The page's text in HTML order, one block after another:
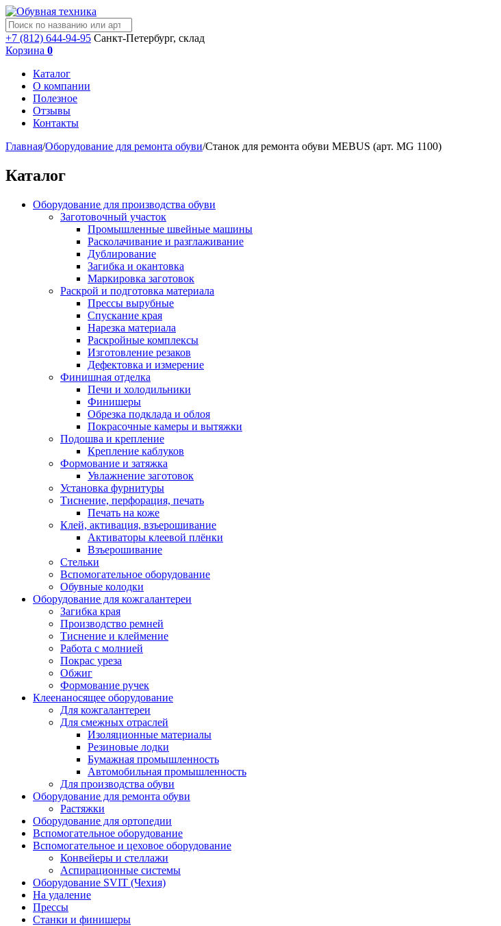
+7 (812) 644-94-95 Санкт-Петербург, склад
Корзина 0
Каталог
О компании
Полезное
Отзывы
Контакты
Главная/Оборудование для ремонта обуви/Станок для ремонта обуви MEBUS (арт. MG 1100)
Каталог
Оборудование для производства обуви
Заготовочный участок
Промышленные швейные машины
Расколачивание и разглаживание
Дублирование
Загибка и окантовка
Маркировка заготовок
Раскрой и подготовка материала
Прессы вырубные
Спускание края
Нарезка материала
Раскройные комплексы
Изготовление резаков
Дефектовка и измерение
Финишная отделка
Печи и холодильники
Финишеры
Обрезка подклада и облоя
Покрасочные камеры и вытяжки
Подошва и крепление
Крепление каблуков
Формование и затяжка
Увлажнение заготовок
Установка фурнитуры
Тиснение, перфорация, печать
Печать на коже
Клей, активация, взъерошивание
Активаторы клеевой плёнки
Взъерошивание
Стельки
Вспомогательное оборудование
Обувные колодки
Оборудование для кожгалантереи
Загибка края
Производство ремней
Тиснение и клеймение
Работа с молнией
Покрас уреза
Обжиг
Формование ручек
Клеенаносящее оборудование
Для кожгалантереи
Для смежных отраслей
Изоляционные материалы
Резиновые лодки
Бумажная промышленность
Автомобильная промышленность
Для производства обуви
Оборудование для ремонта обуви
Растяжки
Оборудование для ортопедии
Вспомогательное оборудование
Вспомогательное и цеховое оборудование
Конвейеры и стеллажи
Аспирационные системы
Оборудование SVIT (Чехия)
На удаление
Прессы
Станки и финишеры